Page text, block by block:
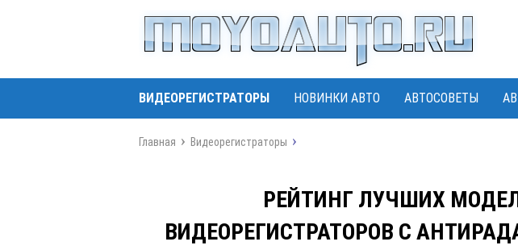
ВИДЕОРЕГИСТРАТОРЫ НОВИНКИ АВТО АВТОСОВЕТЫ
Главная Видеорегистраторы
РЕЙТИНГ ЛУЧШИХ
ВИДЕОРЕГИСТРАТОРОВ С